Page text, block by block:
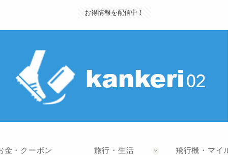
お得情報を配信中！
金・クーポン 旅行・生活 飛行機・マイ